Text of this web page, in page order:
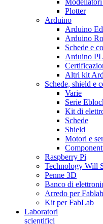
Plotter
Arduino
Arduino
Arduino
Schede e
Arduino
Altri kit
Schede, shield e
Varie
Serie
Kit di
Schede
Shield
Motori e
Raspberry Pi
Technology Will
Penne 3D
Banco di
Arredo per Fablab
Kit per FabLab
Laboratori
scientifici